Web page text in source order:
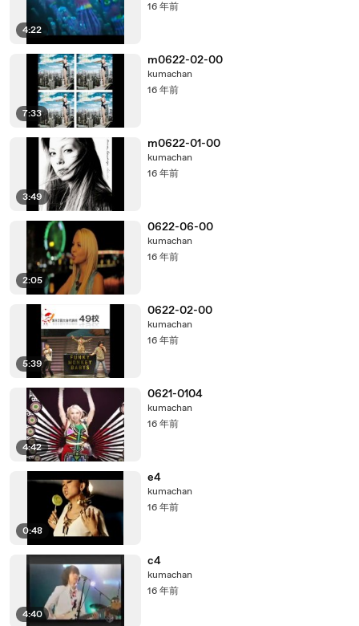
4:22
16 年前
7:33
m0622-02-00
kumachan
16 年前
3:49
m0622-01-00
kumachan
16 年前
2:05
0622-06-00
kumachan
16 年前
5:39
0622-02-00
kumachan
16 年前
4:42
0621-0104
kumachan
16 年前
0:48
e4
kumachan
16 年前
4:40
c4
kumachan
16 年前